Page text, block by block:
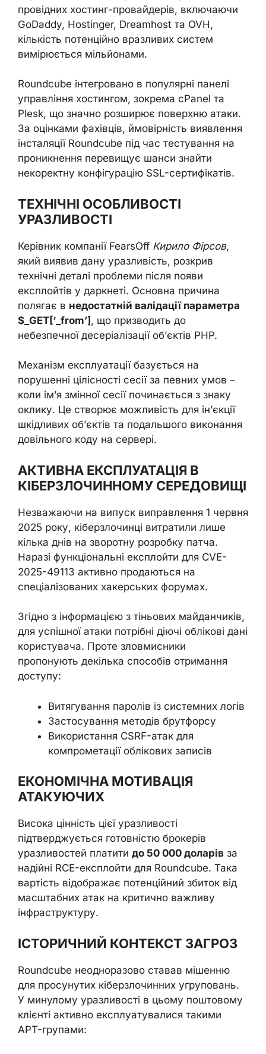
провідних хостинг-провайдерів, включаючи
GoDaddy, Hostinger, Dreamhost та OVH,
кількість потенційно вразливих систем
вимірюється мільйонами.
Roundcube інтегровано в популярні панелі
управління хостингом, зокрема cPanel та
Plesk, що значно розширює поверхню атаки.
За оцінками фахівців, ймовірність виявлення
інсталяції Roundcube під час тестування на
проникнення перевищує шанси знайти
некоректну конфігурацію SSL-сертифікатів.
ТЕХНІЧНІ ОСОБЛИВОСТІ
УРАЗЛИВОСТІ
Керівник компанії FearsOff Кирило Фірсов,
який виявив дану уразливість, розкрив
технічні деталі проблеми після появи
експлойтів у даркнеті. Основна причина
полягає в недостатній валідації параметра
$_GET[‘_from’], що призводить до
небезпечної десеріалізації об’єктів PHP.
Механізм експлуатації базується на
порушенні цілісності сесії за певних умов –
коли ім’я змінної сесії починається з знаку
оклику. Це створює можливість для ін’єкції
шкідливих об’єктів та подальшого виконання
довільного коду на сервері.
АКТИВНА ЕКСПЛУАТАЦІЯ В
КІБЕРЗЛОЧИННОМУ СЕРЕДОВИЩІ
Незважаючи на випуск виправлення 1 червня
2025 року, кіберзлочинці витратили лише
кілька днів на зворотну розробку патча.
Наразі функціональні експлойти для CVE-
2025-49113 активно продаються на
спеціалізованих хакерських форумах.
Згідно з інформацією з тіньових майданчиків,
для успішної атаки потрібні діючі облікові дані
користувача. Проте зловмисники
пропонують декілька способів отримання
доступу:
Витягування паролів із системних логів
Застосування методів брутфорсу
Використання CSRF-атак для
компрометації облікових записів
ЕКОНОМІЧНА МОТИВАЦІЯ
АТАКУЮЧИХ
Висока цінність цієї уразливості
підтверджується готовністю брокерів
уразливостей платити до 50 000 доларів за
надійні RCE-експлойти для Roundcube. Така
вартість відображає потенційний збиток від
масштабних атак на критично важливу
інфраструктуру.
ІСТОРИЧНИЙ КОНТЕКСТ ЗАГРОЗ
Roundcube неодноразово ставав мішенню
для просунутих кіберзлочинних угруповань.
У минулому уразливості в цьому поштовому
клієнті активно експлуатувалися такими
APT-групами: